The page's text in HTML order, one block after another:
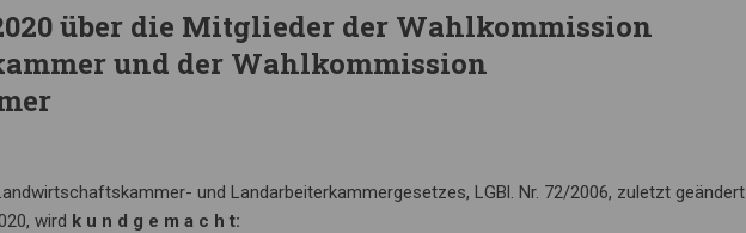
über die Mitglieder der Wahlkommission
und der Wahlkommission
und Landarbeiterkammergesetzes, LGBl. Nr. 72/2006, zuletzt geändert
wird k u n d g e m a c h t: